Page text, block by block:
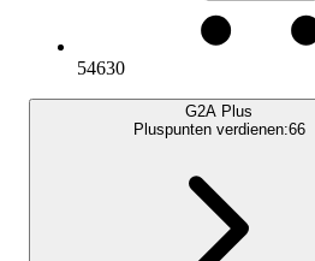
54630
G2A Plus
Pluspunten verdienen:66